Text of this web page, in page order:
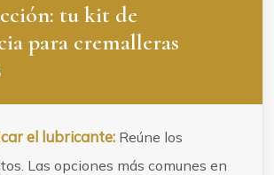
tu kit de
para cremalleras
el lubricante: Reúne los
Las opciones más comunes en